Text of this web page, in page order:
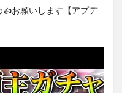
お願いします【アプデ